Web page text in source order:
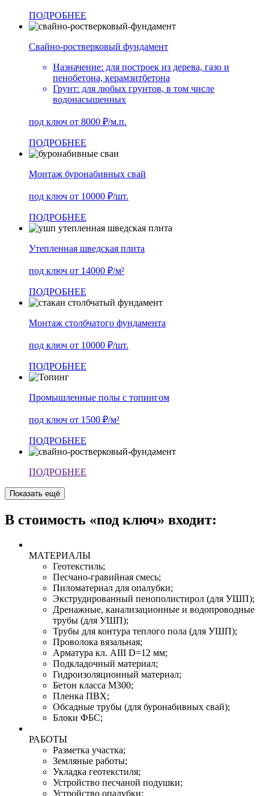
ПОДРОБНЕЕ
Свайно-ростверковый фундамент
Назначение: для построек из дерева, газо и
пенобетона, керамзитбетона
Грунт: для любых грунтов, в том числе
водонасыщенных
под ключ от 8000 ₽/м.п.
ПОДРОБНЕЕ
Монтаж буронабивных свай
под ключ от 10000 ₽/шт.
ПОДРОБНЕЕ
Утепленная шведская плита
под ключ от 14000 ₽/м²
ПОДРОБНЕЕ
Монтаж столбчатого фундамента
под ключ от 10000 ₽/шт.
ПОДРОБНЕЕ
Промышленные полы с топингом
под ключ от 1500 ₽/м²
ПОДРОБНЕЕ
ПОДРОБНЕЕ
Показать ещё
В стоимость «под ключ» входит:
МАТЕРИАЛЫ
Геотекстиль;
Песчано-гравийная смесь;
Пиломатериал для опалубки;
Экструдированный пенополистирол (для УШП);
Дренажные, канализационные и водопроводные
трубы (для УШП);
Трубы для контура теплого пола (для УШП);
Проволока вязальная;
Арматура кл. АIII D=12 мм;
Подкладочный материал;
Гидроизоляционный материал;
Бетон класса M300;
Пленка ПВХ;
Обсадные трубы (для буронабивных свай);
Блоки ФБС;
РАБОТЫ
Разметка участка;
Земляные работы;
Укладка геотекстиля;
Устройство песчаной подушки;
Устройство опалубки;